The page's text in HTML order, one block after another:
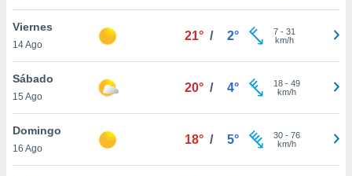
disponible
cookies
aceptar
Viernes
14 Ago
21° / 2° 7- 31
km/h
Sábado
15 Ago
20° / 4° 18- 49
km/h
Domingo
16 Ago
18° / 5° 30- 76
km/h